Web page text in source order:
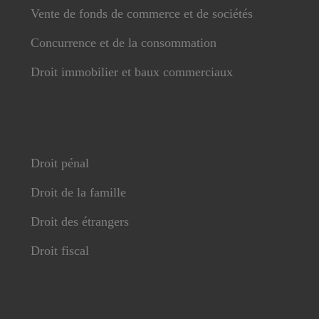
Vente de fonds de commerce et de sociétés
Concurrence et de la consommation
Droit immobilier et baux commerciaux
Droit pénal
Droit de la famille
Droit des étrangers
Droit fiscal